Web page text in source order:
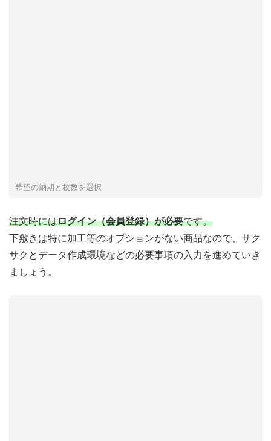
希望の納期と枚数を選択
注文時にはログイン（会員登録）が必要です。
下敷きは特に加工等のオプションがない商品なので、サク
サクとデータ作成環境などの必要事項の入力を進めていき
ましょう。